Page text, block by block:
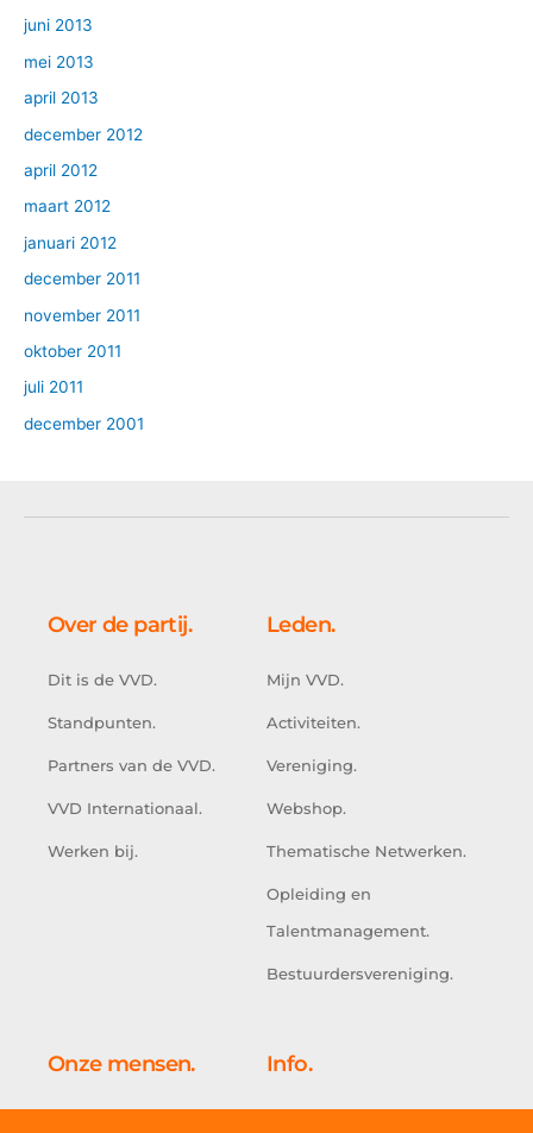
juni 2013
mei 2013
april 2013
december 2012
april 2012
maart 2012
januari 2012
december 2011
november 2011
oktober 2011
juli 2011
december 2001
Over de partij.
Dit is de VVD.
Standpunten.
Partners van de VVD.
VVD Internationaal.
Werken bij.
Leden.
Mijn VVD.
Activiteiten.
Vereniging.
Webshop.
Thematische Netwerken.
Opleiding en
Talentmanagement.
Bestuurdersvereniging.
Onze mensen. Info.